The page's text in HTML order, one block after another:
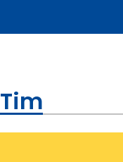
Tim